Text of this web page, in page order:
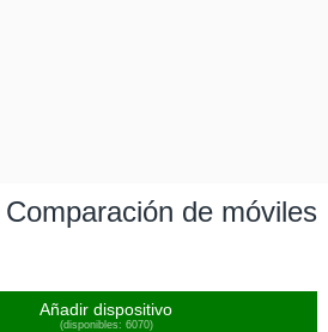
Comparación de móviles
Añadir dispositivo
(disponibles: 6070)